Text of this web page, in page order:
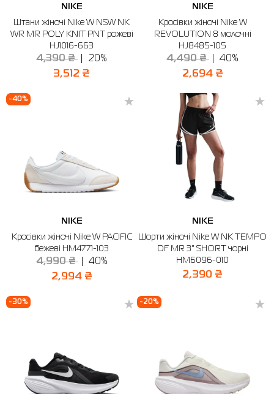
NIKE
Штани жіночі Nike W NSW NK
WR MR POLY KNIT PNT рожеві
HJ1016-663
4,390 ₴ 20%
3,512 ₴
NIKE
Кросівки жіночі Nike W
REVOLUTION 8 молочні
HJ8485-105
4,490 ₴ 40%
2,694 ₴
-40%
NIKE
Кросівки жіночі Nike W PACIFIC
бежеві HM4771-103
4,990 ₴ 40%
2,994 ₴
NIKE
Шорти жіночі Nike W NK TEMPO
DF MR 3" SHORT чорні
HM6096-010
2,390 ₴
-30% -20%